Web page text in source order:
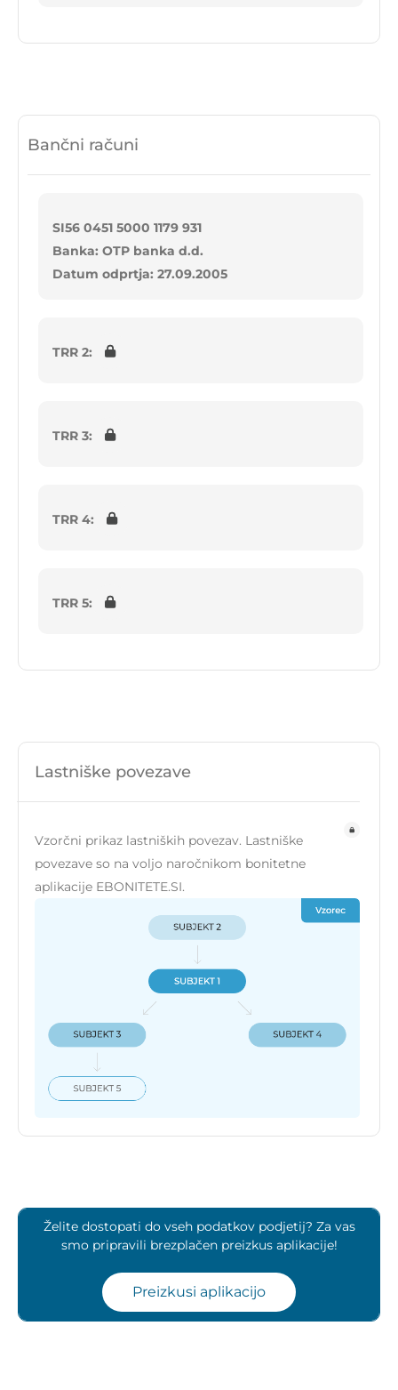
Bančni računi
SI56 0451 5000 1179 931
Banka: OTP banka d.d.
Datum odprtja: 27.09.2005
TRR 2:
TRR 3:
TRR 4:
TRR 5:
Lastniške povezave
Vzorčni prikaz lastniških povezav. Lastniške
povezave so na voljo naročnikom bonitetne
aplikacije EBONITETE.SI.
Želite dostopati do vseh podatkov podjetij? Za vas
smo pripravili brezplačen preizkus aplikacije!
Preizkusi aplikacijo